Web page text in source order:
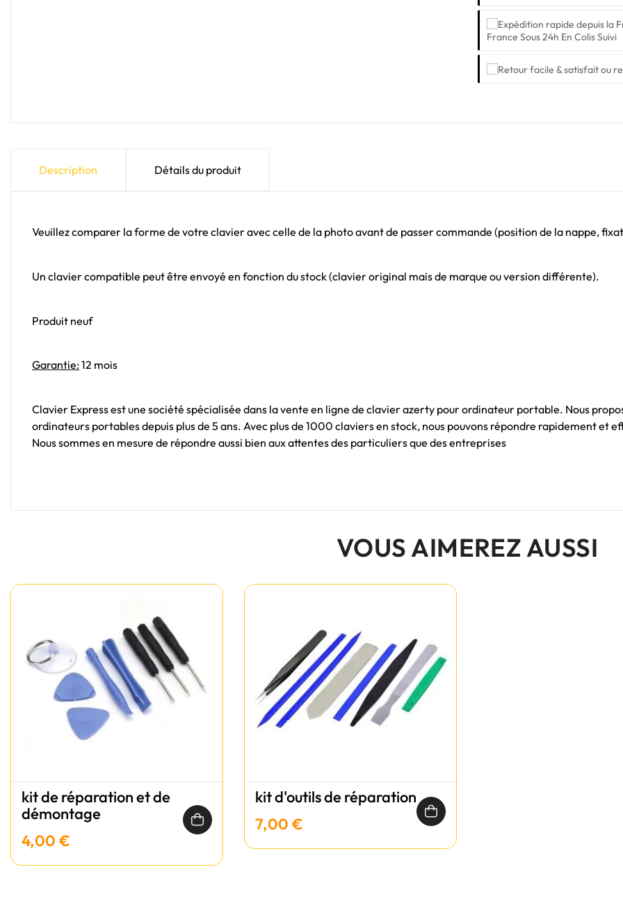
France Sous 24h En Colis Suivi
Description Détails du produit
Veuillez comparer la forme de votre clavier avec celle de la photo avant de passer commande (position de la nappe,
Un clavier compatible peut être envoyé en fonction du stock (clavier original mais de marque ou version différente).
Produit neuf
Garantie:12 mois
Clavier Express est une société spécialisée dans la vente en ligne de clavier azerty pour ordinateur portable. Nous
ordinateurs portables depuis plus de 5 ans. Avec plus de 1000 claviers en stock, nous pouvons répondre rapidement et
Nous sommes en mesure de répondre aussi bien aux attentes des particuliers que des entreprises
VOUS AIMEREZ AUSSI
kit de réparation et de
démontage
4,00 €
kit d'outils de réparation
7,00 €